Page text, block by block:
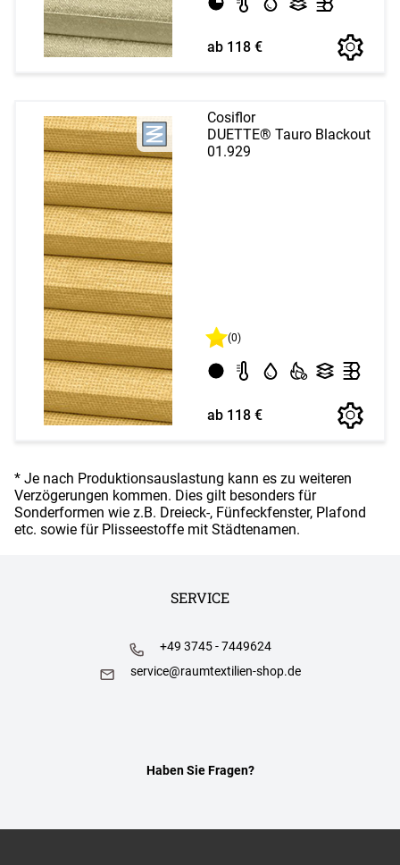
ab 118 €
Cosiflor
DUETTE® Tauro Blackout
01.929
(0)
ab 118 €
* Je nach Produktionsauslastung kann es zu weiteren
Verzögerungen kommen. Dies gilt besonders für
Sonderformen wie z.B. Dreieck-, Fünfeckfenster, Plafond
etc. sowie für Plisseestoffe mit Städtenamen.
SERVICE
Haben Sie Fragen?
+49 3745 - 7449624
service@raumtextilien-shop.de